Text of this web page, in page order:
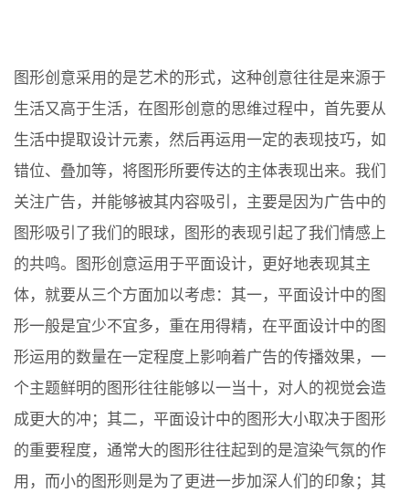
图形创意采用的是艺术的形式，这种创意往往是来源于
生活又高于生活，在图形创意的思维过程中，首先要从
生活中提取设计元素，然后再运用一定的表现技巧，如
错位、叠加等，将图形所要传达的主体表现出来。我们
关注广告，并能够被其内容吸引，主要是因为广告中的
图形吸引了我们的眼球，图形的表现引起了我们情感上
的共鸣。图形创意运用于平面设计，更好地表现其主
体，就要从三个方面加以考虑：其一，平面设计中的图
形一般是宜少不宜多，重在用得精，在平面设计中的图
形运用的数量在一定程度上影响着广告的传播效果，一
个主题鲜明的图形往往能够以一当十，对人的视觉会造
成更大的冲；其二，平面设计中的图形大小取决于图形
的重要程度，通常大的图形往往起到的是渲染气氛的作
用，而小的图形则是为了更进一步加深人们的印象；其